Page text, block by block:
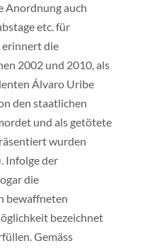
Anordnung auch
etc. für
die
2002 und 2010, als
Álvaro Uribe
den staatlichen
und als getötete
wurden
Infolge der
die
bewaffneten
bezeichnet
Gemäss